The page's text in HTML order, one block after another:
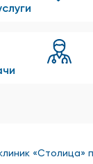
«Столица»